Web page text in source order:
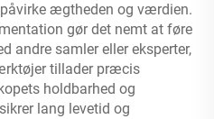
ægtheden og værdien.
gør det nemt at føre
andre samler eller eksperter,
tillader præcis
holdbarhed og
lang levetid og